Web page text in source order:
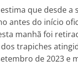
que desde a
antes do início
manhã foi
trapiches
de 2023 e